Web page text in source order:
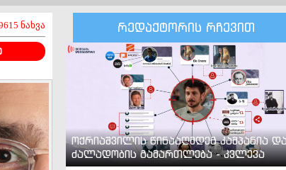
ნახვა რედაქტორის რჩევით
ოქრიაშვილის წინააღმდეგ კამპანია
ძალადობის გამართლება - კვლევა